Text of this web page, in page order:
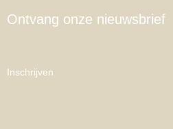
Ontvang onze nieuwsbrief
Inschrijven